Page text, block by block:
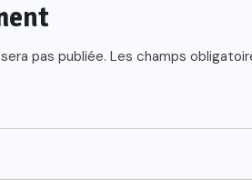
pas publiée. Les champs